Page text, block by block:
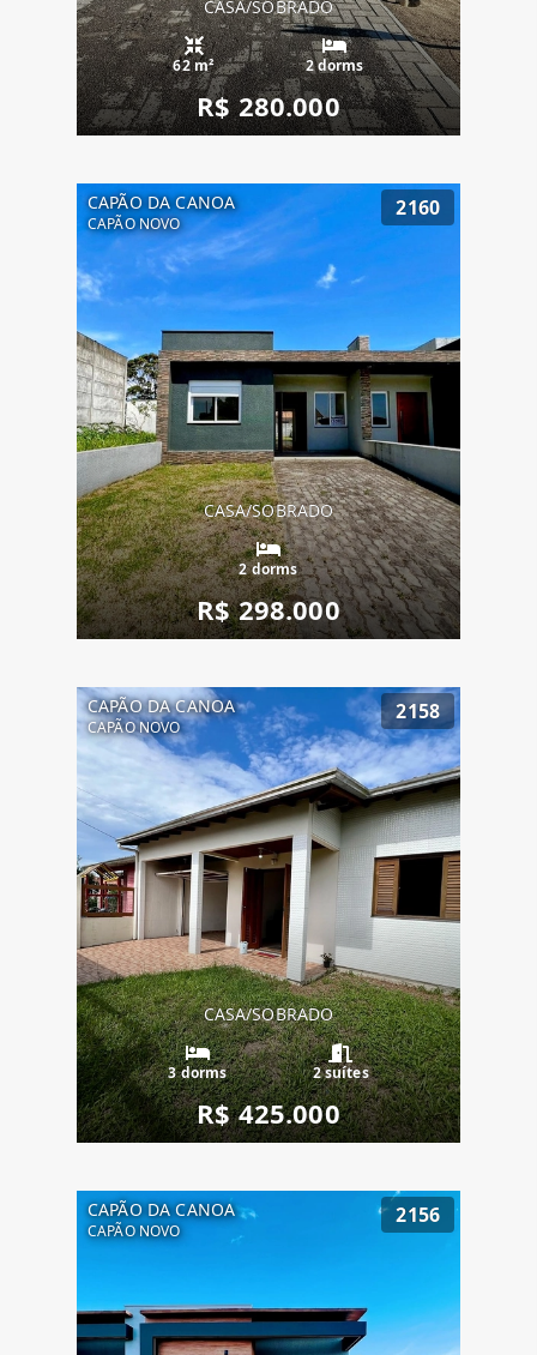
CASA/SOBRADO
62 m² 2 dorms
R$ 280.000
CAPÃO DA CANOA
CAPÃO NOVO
2160
CASA/SOBRADO
2 dorms
R$ 298.000
CAPÃO DA CANOA
CAPÃO NOVO
2158
CASA/SOBRADO
3 dorms 2 suítes
R$ 425.000
CAPÃO DA CANOA
CAPÃO NOVO
2156